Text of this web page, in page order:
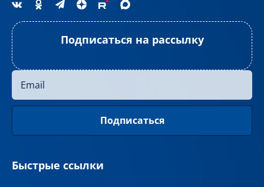
Подписаться на рассылку
Быстрые ссылки